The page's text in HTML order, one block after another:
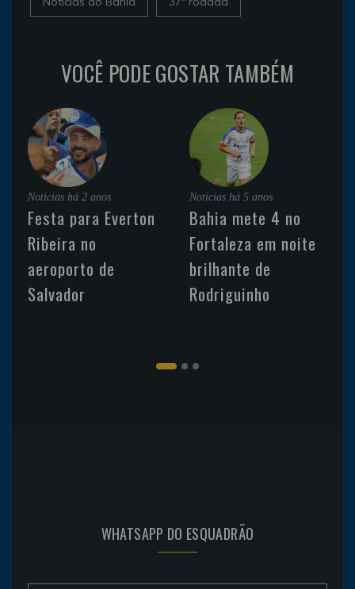
VOCÊ PODE GOSTAR TAMBÉM
Noticias há 2 anos
Festa para Everton
Ribeira no
aeroporto de
Salvador
Noticias há 5 anos
Bahia mete 4 no
Fortaleza em noite
brilhante de
Rodriguinho
WHATSAPP DO ESQUADRÃO